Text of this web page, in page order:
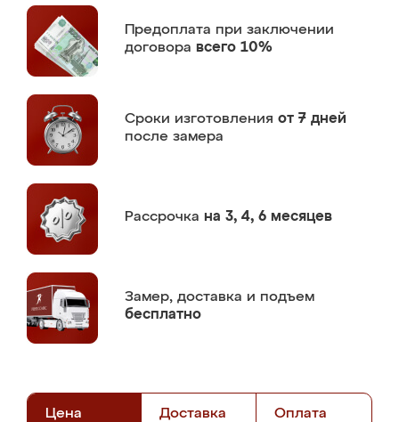
Предоплата при заключении
договора всего 10%
Сроки изготовления от 7 дней
после замера
Рассрочка на 3, 4, 6 месяцев
Замер, доставка и подъем
бесплатно
Цена Доставка Оплата